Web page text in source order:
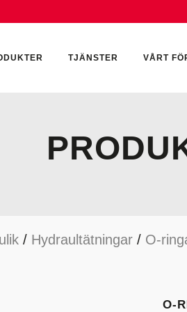
TJÄNSTER VÅRT
/ Hydraultätningar/ O-
O-